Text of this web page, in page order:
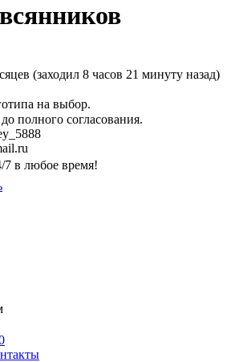
(заходил 8 часов 21 минуту назад)
на выбор.
полного согласования.
7 в любое время!